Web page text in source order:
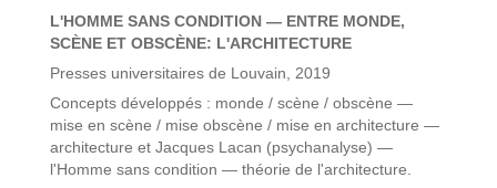
L'HOMME SANS CONDITION — ENTRE MONDE,
SCÈNE ET OBSCÈNE: L'ARCHITECTURE
Presses universitaires de Louvain, 2019
Concepts développés : monde / scène / obscène —
mise en scène / mise obscène / mise en architecture —
architecture et Jacques Lacan (psychanalyse) —
l'Homme sans condition — théorie de l'architecture.